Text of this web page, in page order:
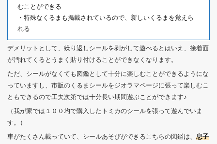
むことができる
・特殊なくるまも掲載されているので、新しいくるまを覚えら
れる
デメリットとして、繰り返しシールを剥がして遊べるとはいえ、接着面
が汚れてくるとうまく貼り付けることができなくなります。
ただ、シールがなくても図鑑として十分に楽しむことができるようにな
っていますし、市販のくるまシールをジオラマページに張って楽しむこ
ともできるので工夫次第では十分長い期間遊ぶことができます♪
（我が家では１００均で購入したトミカのシールを張って遊んでいま
す。）
車がたくさん載っていて、シールあそびができるこちらの図鑑は、 息子